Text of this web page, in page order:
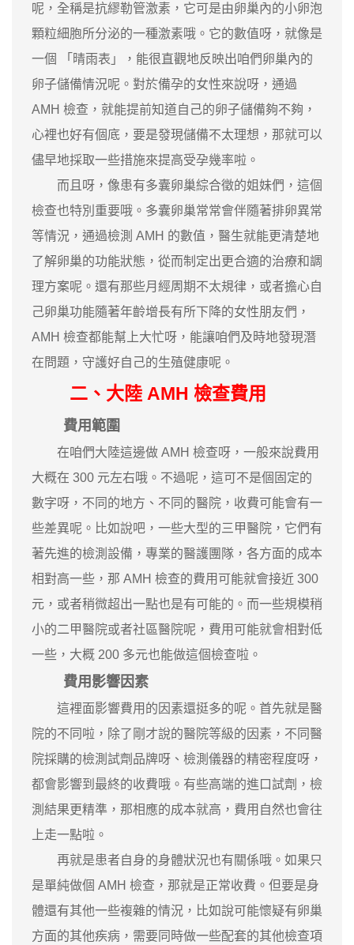
呢，全稱是抗繆勒管激素，它可是由卵巢內的小卵泡
顆粒細胞所分泌的一種激素哦。它的數值呀，就像是
一個 「晴雨表」，能很直觀地反映出咱們卵巢內的
卵子儲備情況呢。對於備孕的女性來說呀，通過
AMH 檢查，就能提前知道自己的卵子儲備夠不夠，
心裡也好有個底，要是發現儲備不太理想，那就可以
儘早地採取一些措施來提高受孕幾率啦。
而且呀，像患有多囊卵巢綜合徵的姐妹們，這個
檢查也特別重要哦。多囊卵巢常常會伴隨著排卵異常
等情況，通過檢測 AMH 的數值，醫生就能更清楚地
了解卵巢的功能狀態，從而制定出更合適的治療和調
理方案呢。還有那些月經周期不太規律，或者擔心自
己卵巢功能隨著年齡增長有所下降的女性朋友們，
AMH 檢查都能幫上大忙呀，能讓咱們及時地發現潛
在問題，守護好自己的生殖健康呢。
二、大陸 AMH 檢查費用
費用範圍
在咱們大陸這邊做 AMH 檢查呀，一般來說費用
大概在 300 元左右哦。不過呢，這可不是個固定的
數字呀，不同的地方、不同的醫院，收費可能會有一
些差異呢。比如說吧，一些大型的三甲醫院，它們有
著先進的檢測設備，專業的醫護團隊，各方面的成本
相對高一些，那 AMH 檢查的費用可能就會接近 300
元，或者稍微超出一點也是有可能的。而一些規模稍
小的二甲醫院或者社區醫院呢，費用可能就會相對低
一些，大概 200 多元也能做這個檢查啦。
費用影響因素
這裡面影響費用的因素還挺多的呢。首先就是醫
院的不同啦，除了剛才說的醫院等級的因素，不同醫
院採購的檢測試劑品牌呀、檢測儀器的精密程度呀，
都會影響到最終的收費哦。有些高端的進口試劑，檢
測結果更精準，那相應的成本就高，費用自然也會往
上走一點啦。
再就是患者自身的身體狀況也有關係哦。如果只
是單純做個 AMH 檢查，那就是正常收費。但要是身
體還有其他一些複雜的情況，比如說可能懷疑有卵巢
方面的其他疾病，需要同時做一些配套的其他檢查項